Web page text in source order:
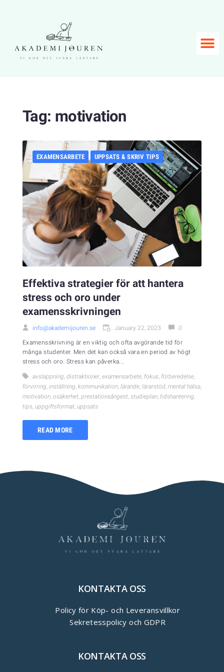
Tag: motivation
EXAMENSARBETE UPPSATS & SKRIV TIPS
Effektiva strategier för att hantera
stress och oro under
examensskrivningen
info@akademijouren.se January 22, 2023 0
Examensskrivning är en viktig och ofta avgörande tid för
många studenter. Men det kan också vara en period av högt
stress och oro. Stress kan påverka...
avslappning, distraktioner, examensarbete, fokus, förberedelse,
förvirring, inställning, kommunikation, lärande, lärarstöd, mental hälsa,
motivation, osäkerhet, prestationsångest, studieplan, tidshantering,
tips, uppgiftsformat, uppsats
READ MORE
KONTAKTA OSS
Policy för Köp- och Leveransvillkor
Sekretesspolicy och GDPR
KONTAKTA OSS